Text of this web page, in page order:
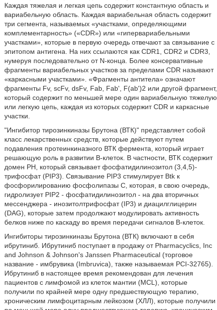
Каждая тяжелая и легкая цепь содержит константную область и
вариабельную область. Каждая вариабельная область содержит
три сегмента, называемых «участками, определяющими
комплементарность» («CDR») или «гипервариабельными
участками», которые в первую очередь отвечают за связывание с
эпитопом антигена. На них ссылаются как CDR1, CDR2 и CDR3,
нумеруя последовательно от N-конца. Более консервативные
фрагменты вариабельных участков за пределами CDR называют
«каркасными участками». «Фрагменты антитела» означают
фрагменты Fv, scFv, dsFv, Fab, Fab', F(ab')2 или другой фрагмент,
который содержит по меньшей мере один вариабельную тяжелую
или легкую цепь, каждая из которых содержит CDR и каркасные
участки.
"Ингибитор тирозинкиназы Брутона (ВТК)" представляет собой
класс лекарственных средств, которые действуют путем
подавления протеинкиназного ВТК фермента, который играет
решающую роль в развитии В-клеток. В частности, ВТК содержит
домен РН, который связывает фосфатидилинозитол (3,4,5)-
трифосфат (PIP3). Связывание PIP3 стимулирует Btk к
фосфорилированию фосфолипазы С, которая, в свою очередь,
гидролизует PIP2 - фосфатидилинозитол - на два вторичных
мессенджера - инозитолтрифосфат (IP3) и диацилглицерин
(DAG), которые затем продолжают модулировать активность
белков ниже по каскаду во время передачи сигналов В-клеток.
Ингибиторы тирозинкиназы Брутона (ВТК) включают в себя
ибрутиниб. Ибрутиниб поступает в продажу от Pharmacyclics, Inc
and Johnson & Johnson's Janssen Pharmaceutical (торговое
название - имбрувика (Imbruvica), также называемая PCI-32765).
Ибрутиниб в настоящее время рекомендован для лечения
пациентов с лимфомой из клеток мантии (MCL), которые
получили по крайней мере одну предшествующую терапию,
хроническим лимфоцитарным лейкозом (ХЛЛ), которые получили